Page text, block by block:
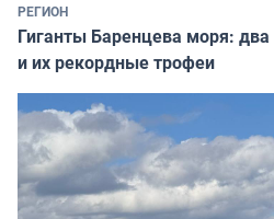
РЕГИОН
Гиганты Баренцева моря: два
и их рекордные трофеи